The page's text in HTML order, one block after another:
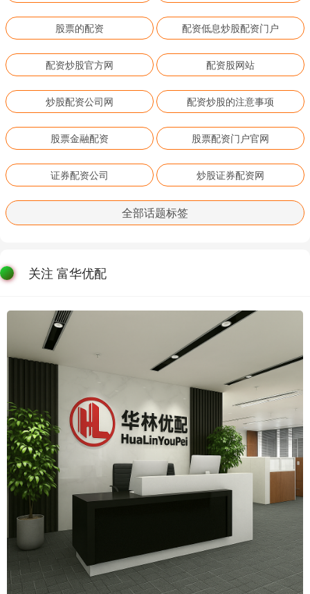
股票的配资 配资低息炒股配资门户
配资炒股官方网 配资股网站
炒股配资公司网 配资炒股的注意事项
股票金融配资 股票配资门户官网
证券配资公司 炒股证券配资网
全部话题标签
关注 富华优配